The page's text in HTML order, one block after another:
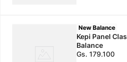
New Balance
Kepi Panel
Balance
Gs. 179.100